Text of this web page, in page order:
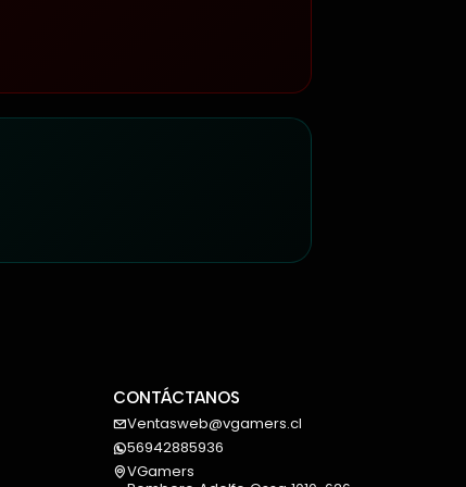
CONTÁCTANOS
Ventasweb@vgamers.cl
56942885936
VGamers